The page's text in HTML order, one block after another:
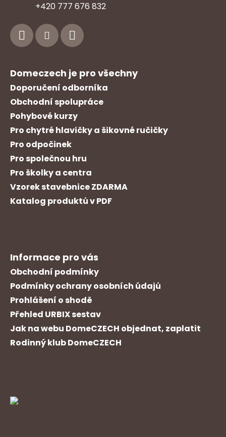
+420 777 676 832
Domeczech je pro všechny
Doporučení odborníka
Obchodní spolupráce
Pohybové kurzy
Pro chytré hlavičky a šikovné ručičky
Pro odpočinek
Pro společnou hru
Pro školky a centra
Vzorek stavebnice ZDARMA
Katalog produktů v PDF
Informace pro vás
Obchodní podmínky
Podmínky ochrany osobních údajů
Prohlášení o shodě
Přehled URBIX sestav
Jak na webu DomeCZECH objednat, zaplatit
Rodinný klub DomeCZECH